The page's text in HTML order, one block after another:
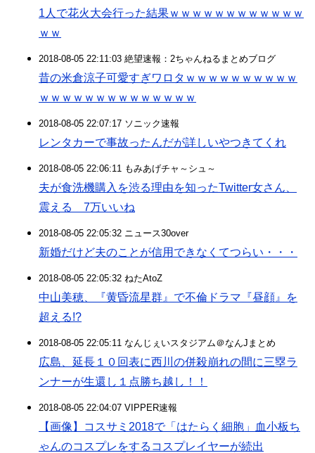
1人で花火大会行った結果ｗｗｗｗｗｗｗｗｗｗｗｗ
ｗｗ
2018-08-05 22:11:03 絶望速報：2ちゃんねるまとめブログ
昔の米倉涼子可愛すぎワロタｗｗｗｗｗｗｗｗｗｗ
ｗｗｗｗｗｗｗｗｗｗｗｗｗｗ
2018-08-05 22:07:17 ソニック速報
レンタカーで事故ったんだが詳しいやつきてくれ
2018-08-05 22:06:11 もみあげチャ～シュ～
夫が食洗機購入を渋る理由を知ったTwitter女さん、
震える 7万いいね
2018-08-05 22:05:32 ニュース30over
新婚だけど夫のことが信用できなくてつらい・・・
2018-08-05 22:05:32 ねたAtoZ
中山美穂、『黄昏流星群』で不倫ドラマ『昼顔』を
超える!?
2018-08-05 22:05:11 なんじぇいスタジアム＠なんJまとめ
広島、延長１０回表に西川の併殺崩れの間に三塁ラ
ンナーが生還し１点勝ち越し！！
2018-08-05 22:04:07 VIPPER速報
【画像】コスサミ2018で「はたらく細胞」血小板ち
ゃんのコスプレをするコスプレイヤーが続出